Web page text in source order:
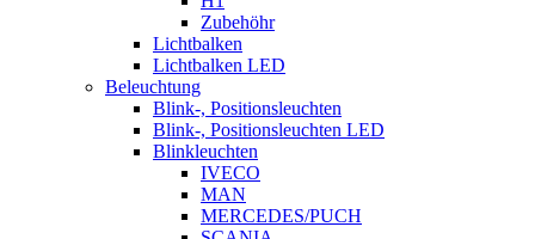
Zubehöhr
Lichtbalken
Lichtbalken LED
Beleuchtung
Blink-, Positionsleuchten
Blink-, Positionsleuchten LED
Blinkleuchten
IVECO
MAN
MERCEDES/PUCH